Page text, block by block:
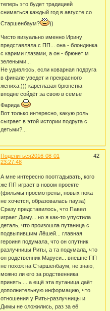
теперь это будет традицией
сниматься каждый год в августе со
Старшенбаум?
))
Чисто визуально именно Ирину
представляла с ПП... она - блондинка
с карими глазами, а он - брюнет м
зелеными...
Не удивлюсь, если коварная подруга
в финале уведет и прекрасного
жениха:))) кареглазая брюнетка
вподне сойдёт за свою в семье
Фарида
Вот только интересно, какую роль
сыграет в этой истории подруга с
детьми?...
Поделиться 42
2016-08-01
23:27:48
А мне интересно поотгадывать, кого
же ПП играет в новом проекте
(фильмы просмотрены, новых пока
не хочется, образовалась пауза)
Сразу представилось, что Павел
играет Диму... но я как-то упустила
деталь, что произошла путаница с
подвыпившим Лёшей... главная
героиня подумала, что он спутник
разлучницы Риты, а та подумала, что
он родственник Маруси... внешне ПП
не похож на Старшенбаум, не знаю,
можно ли его за родственника
принять.... а ещё эта путаница даёт
дополнительную информацию, что
отношения у Риты-разлучницы и
Димы не сложились, раз за её